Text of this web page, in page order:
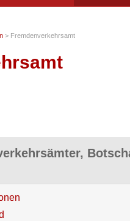
> Fremdenverkehrsamt